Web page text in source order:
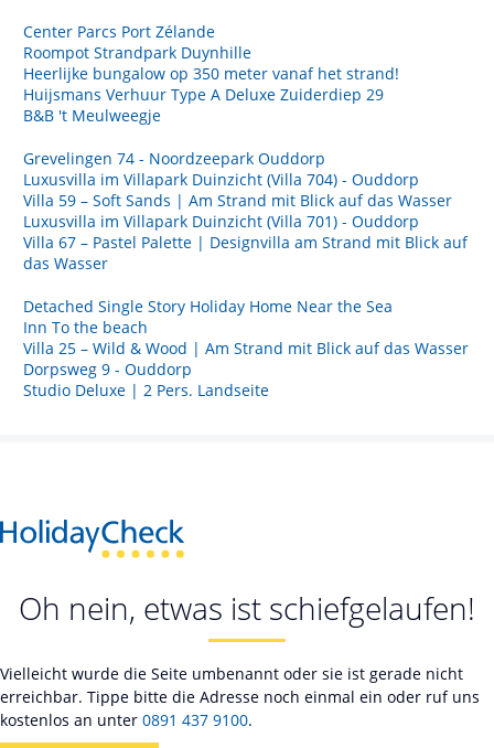
Center Parcs Port Zélande
Roompot Strandpark Duynhille
Heerlijke bungalow op 350 meter vanaf het strand!
Huijsmans Verhuur Type A Deluxe Zuiderdiep 29
B&B 't Meulweegje
Grevelingen 74 - Noordzeepark Ouddorp
Luxusvilla im Villapark Duinzicht (Villa 704) - Ouddorp
Villa 59 – Soft Sands | Am Strand mit Blick auf das Wasser
Luxusvilla im Villapark Duinzicht (Villa 701) - Ouddorp
Villa 67 – Pastel Palette | Designvilla am Strand mit Blick auf
das Wasser
Detached Single Story Holiday Home Near the Sea
Inn To the beach
Villa 25 – Wild & Wood | Am Strand mit Blick auf das Wasser
Dorpsweg 9 - Ouddorp
Studio Deluxe | 2 Pers. Landseite
Oh nein, etwas ist schiefgelaufen!
Vielleicht wurde die Seite umbenannt oder sie ist gerade nicht
erreichbar. Tippe bitte die Adresse noch einmal ein oder ruf uns
kostenlos an unter 0891 437 9100.